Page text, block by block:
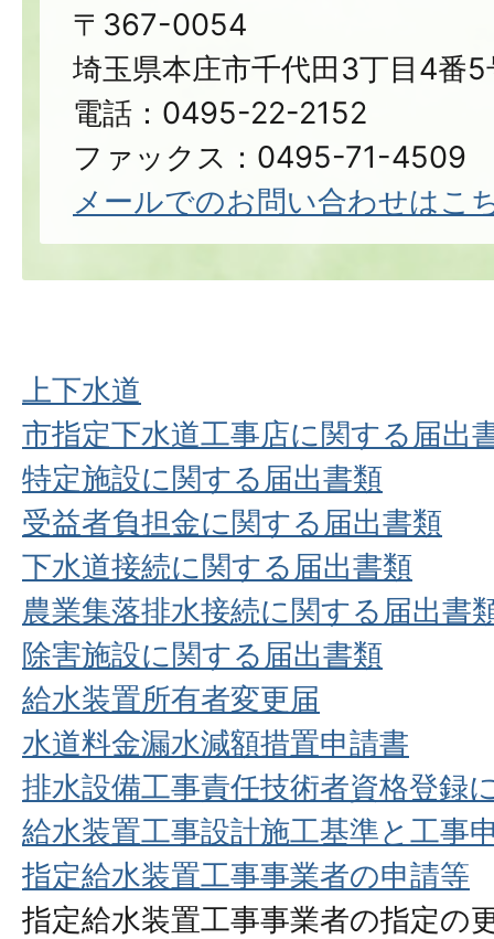
〒367-0054
埼玉県本庄市千代田3丁目4番5
電話：0495-22-2152
ファックス：0495-71-4509
メールでのお問い合わせはこ
上下水道
市指定下水道工事店に関する届出
特定施設に関する届出書類
受益者負担金に関する届出書類
下水道接続に関する届出書類
農業集落排水接続に関する届出書
除害施設に関する届出書類
給水装置所有者変更届
水道料金漏水減額措置申請書
排水設備工事責任技術者資格登録
給水装置工事設計施工基準と工事
指定給水装置工事事業者の申請等
指定給水装置工事事業者の指定の